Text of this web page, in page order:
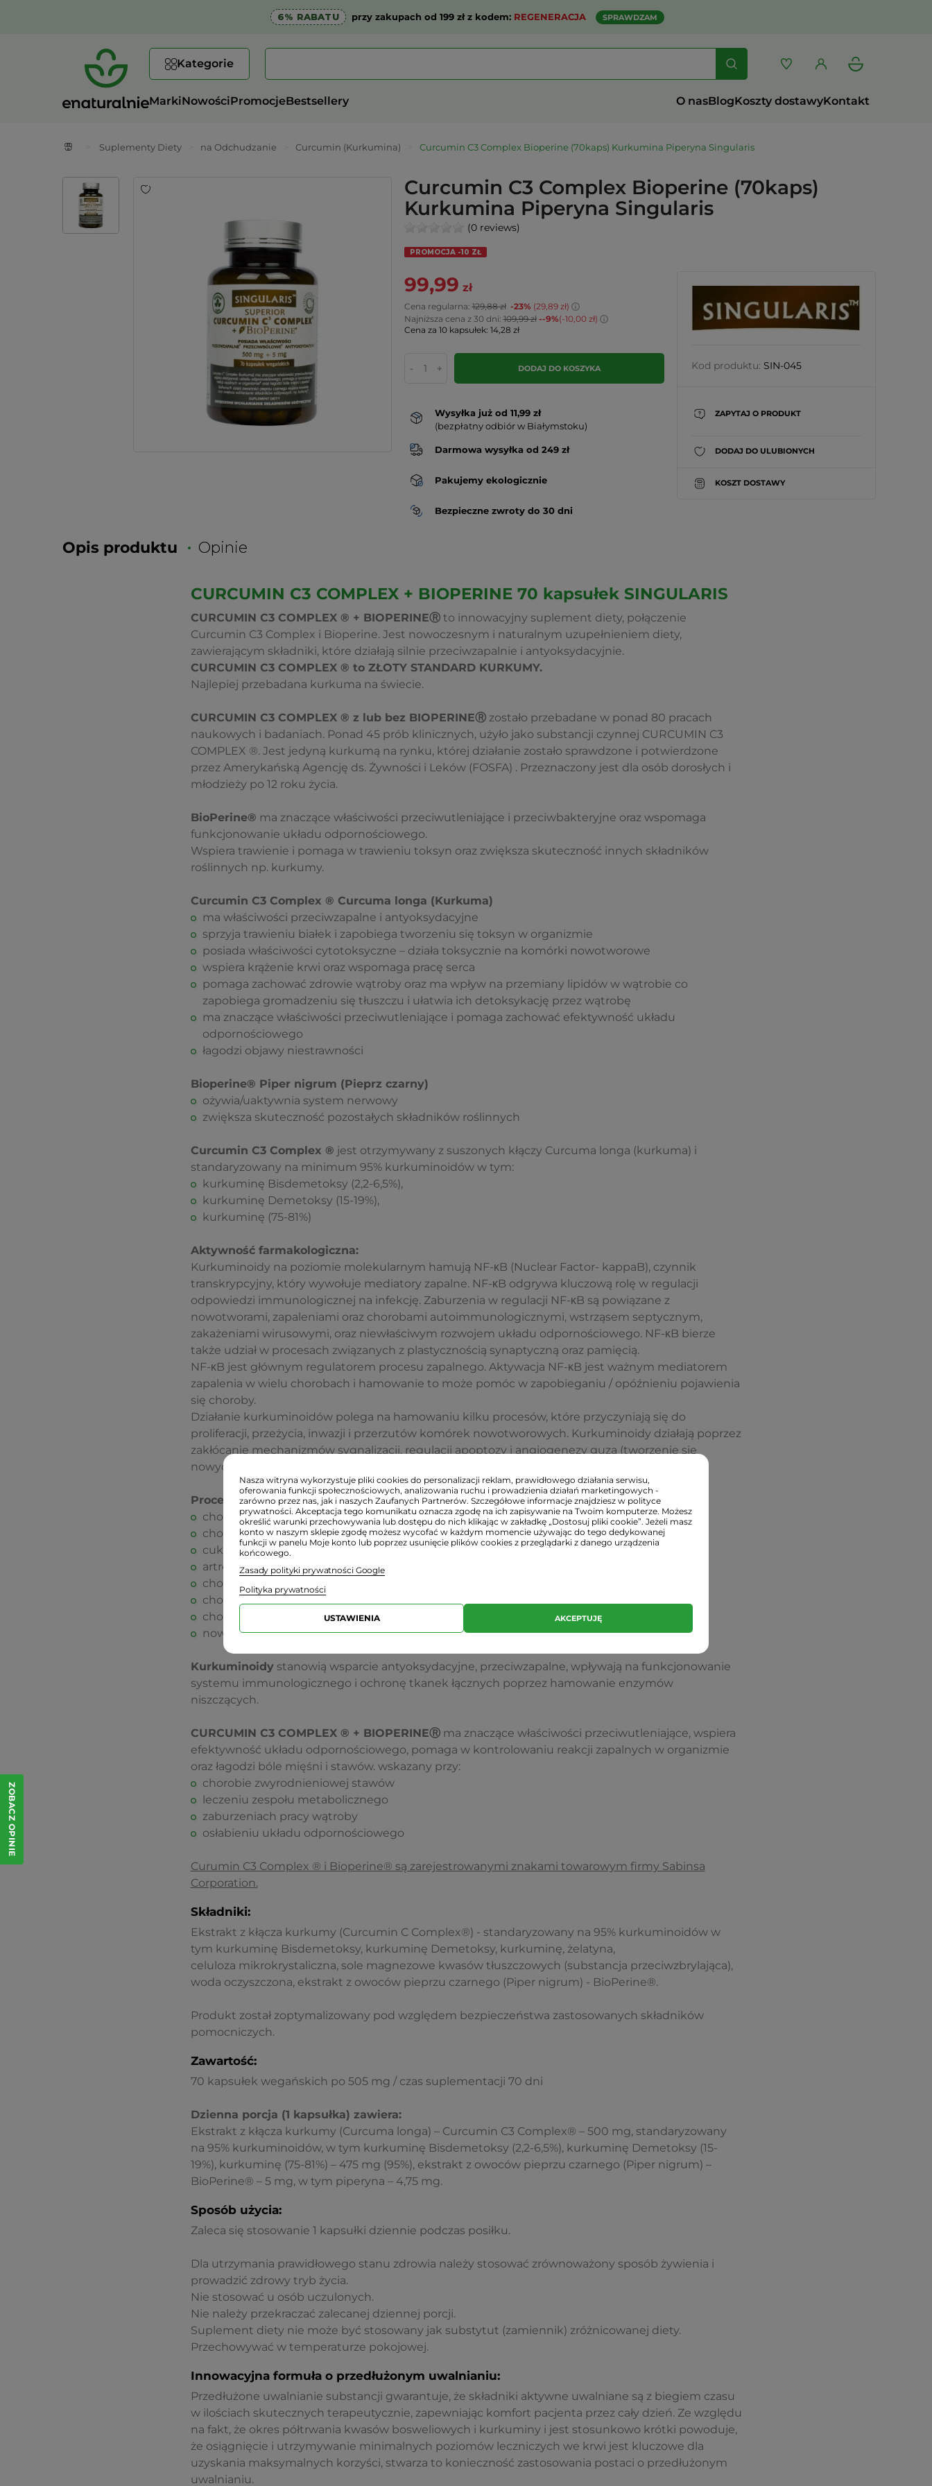
6% RABATU przy zakupach od 199 zł z kodem: REGENERACJA SPRAWDZAM
Kategorie
MarkiNowościPromocjeBestsellery O nasBlogKoszty dostawyKontakt
Suplementy Diety na Odchudzanie Curcumin (Kurkumina) Curcumin C3 Complex Bioperine (70kaps) Kurkumina Piperyna Singularis
Curcumin C3 Complex Bioperine (70kaps)
Kurkumina Piperyna Singularis
(0 reviews)
PROMOCJA -10 ZŁ
99,99 zł
Cena regularna:129,88 zł-23% (29,89 zł)
Najniższa cena z 30 dni: 109,99 zł --9%(-10,00 zł)
Cena za 10 kapsułek: 14,28 zł
- + DODAJ DO KOSZYKA
Wysyłka już od 11,99 zł
(bezpłatny odbiór w Białymstoku)
Darmowa wysyłka od 249 zł
Pakujemy ekologicznie
Bezpieczne zwroty do 30 dni
Kod produktu: SIN-045
ZAPYTAJ O PRODUKT
DODAJ DO ULUBIONYCH
KOSZT DOSTAWY
Opis produktu Opinie
CURCUMIN C3 COMPLEX + BIOPERINE 70 kapsułek SINGULARIS
CURCUMIN C3 COMPLEX ® + BIOPERINEⓇto innowacyjny suplement diety, połączenie
Curcumin C3 Complex i Bioperine. Jest nowoczesnym i naturalnym uzupełnieniem diety,
zawierającym składniki, które działają silnie przeciwzapalnie i antyoksydacyjnie.
CURCUMIN C3 COMPLEX ® to ZŁOTY STANDARD KURKUMY.
Najlepiej przebadana kurkuma na świecie.
CURCUMIN C3 COMPLEX ® z lub bez BIOPERINEⓇzostało przebadane w ponad 80 pracach
naukowych i badaniach. Ponad 45 prób klinicznych, użyło jako substancji czynnej CURCUMIN C3
COMPLEX ®. Jest jedyną kurkumą na rynku, której działanie zostało sprawdzone i potwierdzone
przez Amerykańską Agencję ds. Żywności i Leków (FOSFA) . Przeznaczony jest dla osób dorosłych i
młodzieży po 12 roku życia.
BioPerine® ma znaczące właściwości przeciwutleniające i przeciwbakteryjne oraz wspomaga
funkcjonowanie układu odpornościowego.
Wspiera trawienie i pomaga w trawieniu toksyn oraz zwiększa skuteczność innych składników
roślinnych np. kurkumy.
Curcumin C3 Complex ® Curcuma longa (Kurkuma)
ma właściwości przeciwzapalne i antyoksydacyjne
sprzyja trawieniu białek i zapobiega tworzeniu się toksyn w organizmie
posiada właściwości cytotoksyczne – działa toksycznie na komórki nowotworowe
wspiera krążenie krwi oraz wspomaga pracę serca
pomaga zachować zdrowie wątroby oraz ma wpływ na przemiany lipidów w wątrobie co
zapobiega gromadzeniu się tłuszczu i ułatwia ich detoksykację przez wątrobę
ma znaczące właściwości przeciwutleniające i pomaga zachować efektywność układu
odpornościowego
łagodzi objawy niestrawności
Bioperine® Piper nigrum (Pieprz czarny)
ożywia/uaktywnia system nerwowy
zwiększa skuteczność pozostałych składników roślinnych
Curcumin C3 Complex ® jest otrzymywany z suszonych kłączy Curcuma longa (kurkuma) i
standaryzowany na minimum 95% kurkuminoidów w tym:
kurkuminę Bisdemetoksy (2,2-6,5%),
kurkuminę Demetoksy (15-19%),
kurkuminę (75-81%)
Aktywność farmakologiczna:
Kurkuminoidy na poziomie molekularnym hamują NF-κB (Nuclear Factor- kappaB), czynnik
transkrypcyjny, który wywołuje mediatory zapalne. NF-κB odgrywa kluczową rolę w regulacji
odpowiedzi immunologicznej na infekcję. Zaburzenia w regulacji NF-κB są powiązane z
nowotworami, zapaleniami oraz chorobami autoimmunologicznymi, wstrząsem septycznym,
zakażeniami wirusowymi, oraz niewłaściwym rozwojem układu odpornościowego. NF-κB bierze
także udział w procesach związanych z plastycznością synaptyczną oraz pamięcią.
NF-κB jest głównym regulatorem procesu zapalnego. Aktywacja NF-κB jest ważnym mediatorem
zapalenia w wielu chorobach i hamowanie to może pomóc w zapobieganiu / opóźnieniu pojawienia
się choroby.
Działanie kurkuminoidów polega na hamowaniu kilku procesów, które przyczyniają się do
proliferacji, przeżycia, inwazji i przerzutów komórek nowotworowych. Kurkuminoidy działają poprzez
zakłócanie mechanizmów sygnalizacji, regulacji apoptozy i angiogenezy guza (tworzenie się
nowych naczyń krwionośnych, które zasilają guza).
Proces zapalny odgrywa główną rolę w rozwoju takich chorób jak:
choroby układu krążenia
choroba Alzheimera
cukrzyca
artretyzm
choroby autoimmunologiczne
choroby neurologiczne
choroby płuc
nowotwory
Kurkuminoidystanowią wsparcie antyoksydacyjne, przeciwzapalne, wpływają na funkcjonowanie
systemu immunologicznego i ochronę tkanek łącznych poprzez hamowanie enzymów
niszczących.
CURCUMIN C3 COMPLEX ® + BIOPERINEⓇma znaczące właściwości przeciwutleniające, wspiera
efektywność układu odpornościowego, pomaga w kontrolowaniu reakcji zapalnych w organizmie
oraz łagodzi bóle mięśni i stawów. wskazany przy:
chorobie zwyrodnieniowej stawów
leczeniu zespołu metabolicznego
zaburzeniach pracy wątroby
osłabieniu układu odpornościowego
Curumin C3 Complex ® i Bioperine® są zarejestrowanymi znakami towarowym firmy Sabinsa
Corporation.
Składniki:
Ekstrakt z kłącza kurkumy (Curcumin C Complex®) - standaryzowany na 95% kurkuminoidów w
tym kurkuminę Bisdemetoksy, kurkuminę Demetoksy, kurkuminę, żelatyna,
celuloza mikrokrystaliczna, sole magnezowe kwasów tłuszczowych (substancja przeciwzbrylająca),
woda oczyszczona, ekstrakt z owoców pieprzu czarnego (Piper nigrum) - BioPerine®.
Produkt został zoptymalizowany pod względem bezpieczeństwa zastosowanych składników
pomocniczych.
Zawartość:
70 kapsułek wegańskich po 505 mg / czas suplementacji 70 dni
Dzienna porcja (1 kapsułka) zawiera:
Ekstrakt z kłącza kurkumy (Curcuma longa) – Curcumin C3 Complex® – 500 mg, standaryzowany
na 95% kurkuminoidów, w tym kurkuminę Bisdemetoksy (2,2-6,5%), kurkuminę Demetoksy (15-
19%), kurkuminę (75-81%) – 475 mg (95%), ekstrakt z owoców pieprzu czarnego (Piper nigrum) –
BioPerine® – 5 mg, w tym piperyna – 4,75 mg.
Sposób użycia:
Zaleca się stosowanie 1 kapsułki dziennie podczas posiłku.
Dla utrzymania prawidłowego stanu zdrowia należy stosować zrównoważony sposób żywienia i
prowadzić zdrowy tryb życia.
Nie stosować u osób uczulonych.
Nie należy przekraczać zalecanej dziennej porcji.
Suplement diety nie może być stosowany jak substytut (zamiennik) zróżnicowanej diety.
Przechowywać w temperaturze pokojowej.
Innowacyjna formuła o przedłużonym uwalnianiu:
Przedłużone uwalnianie substancji gwarantuje, że składniki aktywne uwalniane są z biegiem czasu
w ilościach skutecznych terapeutycznie, zapewniając komfort pacjenta przez cały dzień. Ze względu
na fakt, że okres półtrwania kwasów bosweliowych i kurkuminy i jest stosunkowo krótki powoduje,
że osiągnięcie i utrzymywanie minimalnych poziomów leczniczych we krwi jest kluczowe dla
uzyskania maksymalnych korzyści, stwarza to konieczność zastosowania postaci o przedłużonym
uwalnianiu.
Nasza witryna wykorzystuje pliki cookies do personalizacji reklam, prawidłowego działania serwisu,
oferowania funkcji społecznościowych, analizowania ruchu i prowadzienia działań marketingowych -
zarówno przez nas, jak i naszych Zaufanych Partnerów. Szczegółowe informacje znajdziesz w polityce
prywatności. Akceptacja tego komunikatu oznacza zgodę na ich zapisywanie na Twoim komputerze. Możesz
określić warunki przechowywania lub dostępu do nich klikając w zakładkę „Dostosuj pliki cookie”. Jeżeli masz
konto w naszym sklepie zgodę możesz wycofać w każdym momencie używając do tego dedykowanej
funkcji w panelu Moje konto lub poprzez usunięcie plików cookies z przeglądarki z danego urządzenia
końcowego.
Zasady polityki prywatności Google
Polityka prywatności
USTAWIENIA AKCEPTUJĘ
ZOBACZ OPINIE